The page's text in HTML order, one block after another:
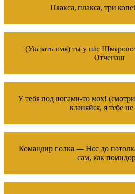
Плакса, плакса, три
(Указать имя) ты у нас
Отченаш
У тебя под ногами-то мох!
кланяйся, я тебе не
Командир полка — Нос до
сам, как